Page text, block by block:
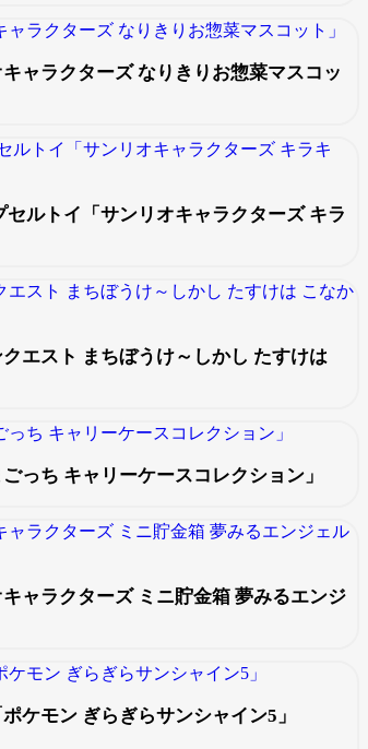
ャラクターズ なりきりお惣菜マスコッ
ルトイ「サンリオキャラクターズ キラ
エスト まちぼうけ～しかし たすけは
っち キャリーケースコレクション」
ャラクターズ ミニ貯金箱 夢みるエンジ
ケモン ぎらぎらサンシャイン5」